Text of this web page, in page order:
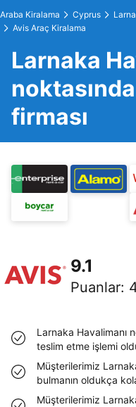
Araba Kiralama Cyprus
Avis Araç Kiralama
Larnaka
firması
9.1
Puanlar:
Larnaka Havalimanı
teslim etme işlemi
Müşterilerimiz
bulmanın oldukça
Müşterilerimiz